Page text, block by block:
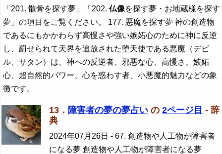
「201. 骸骨を探す夢」「202.仏像を探す夢・お地蔵様を探す
夢」の項目をご覧ください。 177. 悪魔を探す夢 神の創造物
であるにもかかわらず高慢さや強い嫉妬心のために神に反逆
し、罰せられて天界を追放された堕天使である悪魔（デビ
ル、サタン）は、神への反逆者、邪悪な心、高慢さ、嫉妬
心、超自然的パワー、心を惑わす者、小悪魔的魅力などの象
徴です。
13． 障害者の夢の夢占い の 2ページ目 - 辞
典
2024年07月26日 - 67. 創造物や人工物が障害者
になる夢 創造物や人工物が障害者になる夢